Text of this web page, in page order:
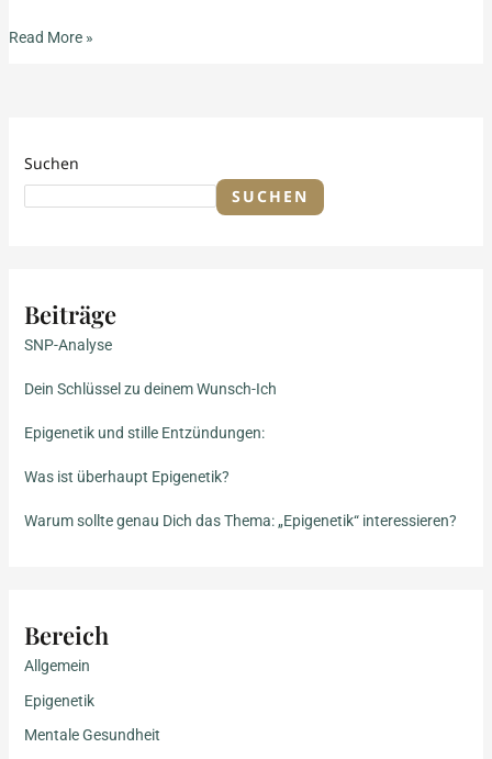
Read More »
Suchen
SUCHEN
Beiträge
SNP-Analyse
Dein Schlüssel zu deinem Wunsch-Ich
Epigenetik und stille Entzündungen:
Was ist überhaupt Epigenetik?
Warum sollte genau Dich das Thema: „Epigenetik“ interessieren?
Bereich
Allgemein
Epigenetik
Mentale Gesundheit